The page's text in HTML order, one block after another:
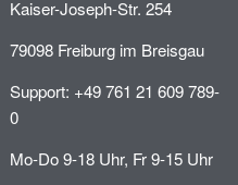
Kaiser-Joseph-Str. 254
79098 Freiburg im Breisgau
Support: +49 761 21 609 789-
0
Mo-Do 9-18 Uhr, Fr 9-15 Uhr